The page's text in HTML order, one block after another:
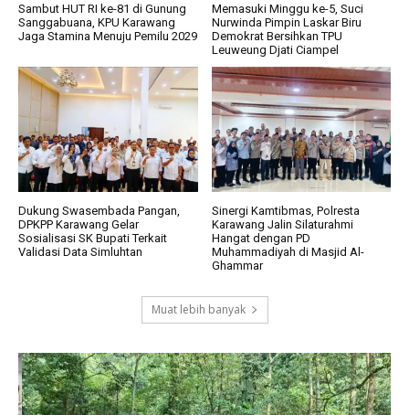
Sambut HUT RI ke-81 di Gunung
Sanggabuana, KPU Karawang
Jaga Stamina Menuju Pemilu 2029
Memasuki Minggu ke-5, Suci
Nurwinda Pimpin Laskar Biru
Demokrat Bersihkan TPU
Leuweung Djati Ciampel
Dukung Swasembada Pangan,
DPKPP Karawang Gelar
Sosialisasi SK Bupati Terkait
Validasi Data Simluhtan
Sinergi Kamtibmas, Polresta
Karawang Jalin Silaturahmi
Hangat dengan PD
Muhammadiyah di Masjid Al-
Ghammar
Muat lebih banyak